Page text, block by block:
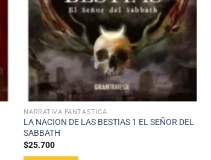
NARRATIVA FANTÁSTICA
LA NACION DE LAS BESTIAS 1 EL SEÑOR DEL
SABBATH
$25.700